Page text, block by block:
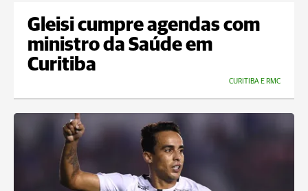
Gleisi cumpre agendas com
ministro da Saúde em
Curitiba
CURITIBA E RMC